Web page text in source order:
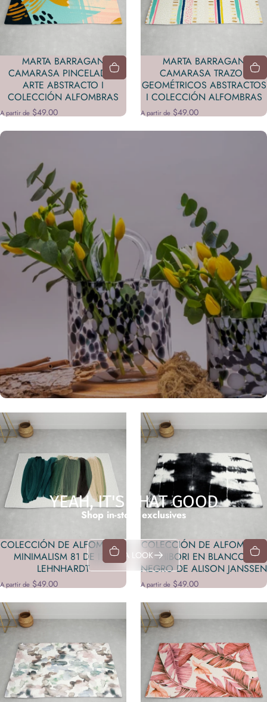
MARTA BARRAGAN
CAMARASA PINCELADAS
ARTE ABSTRACTO I
COLECCIÓN ALFOMBRAS
A partir de $49.00
YEAH, IT'S THAT GOOD
Shop in-store exclusives
TAKE A LOOK
MARTA BARRAGAN
CAMARASA TRAZOS
GEOMÉTRICOS ABSTRACTOS
I COLECCIÓN ALFOMBRAS
A partir de $49.00
COLECCIÓN DE ALFOMBRAS
MINIMALISM 81 DE IRIS
LEHNHARDT
A partir de $49.00
COLECCIÓN DE ALFOMBRAS
SHIBORI EN BLANCO Y
NEGRO DE ALISON JANSSEN
A partir de $49.00